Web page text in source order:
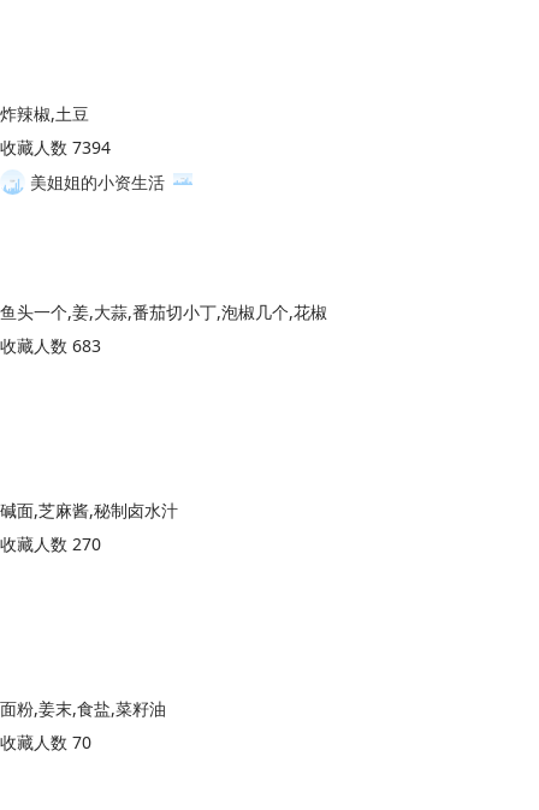
炸辣椒,土豆
收藏人数 7394
美姐姐的小资生活
鱼头一个,姜,大蒜,番茄切小丁,泡椒几个,花椒
收藏人数 683
碱面,芝麻酱,秘制卤水汁
收藏人数 270
面粉,姜末,食盐,菜籽油
收藏人数 70